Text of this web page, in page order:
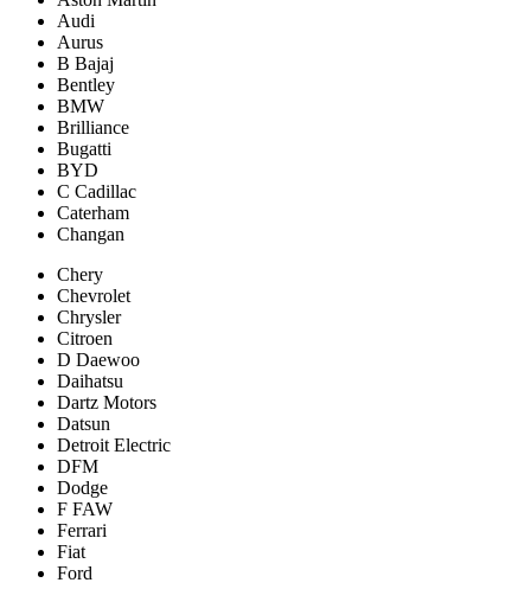
Audi
Aurus
B Bajaj
Bentley
BMW
Brilliance
Bugatti
BYD
C Cadillac
Caterham
Changan
Chery
Chevrolet
Chrysler
Citroen
D Daewoo
Daihatsu
Dartz Motors
Datsun
Detroit Electric
DFM
Dodge
F FAW
Ferrari
Fiat
Ford